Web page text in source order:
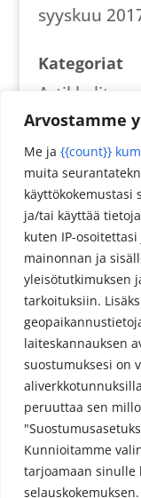
Arvostamme
Me ja {{count}}
muita
käyttökokemustasi
ja/tai käyttää
kuten IP-
mainonnan ja
yleisötutkimuksen
tarkoituksiin.
laiteskannauksen
suostumuksesi on
peruuttaa sen
Kunnioitamme
tarjoamaan sinulle
syyskuu
Kategoriat
Artikkelit
Reseptit
Meta
Kirjaudu
Sisältösyöte